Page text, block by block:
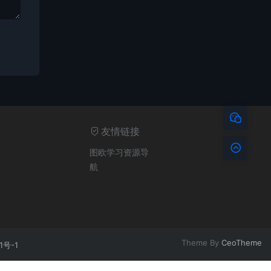
友情链接
图欧学习资源导
航
号-1 Theme By CeoTheme